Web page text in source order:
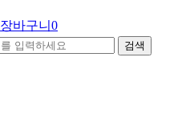
장바구니 0
검색